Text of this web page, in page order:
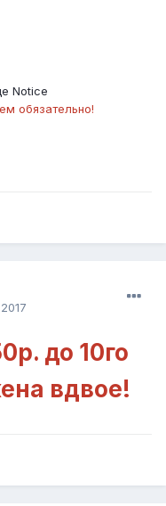
Notice
обязательно!
до 10го
вдвое!